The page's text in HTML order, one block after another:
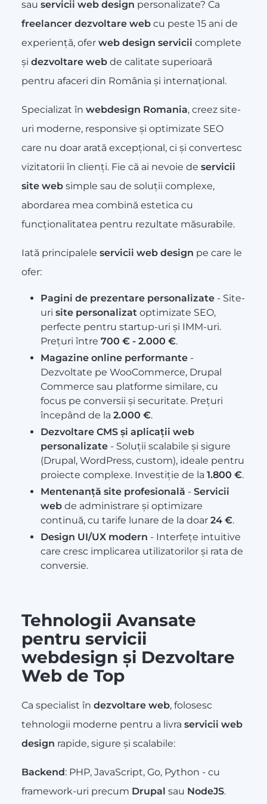
sau servicii web design personalizate? Ca
freelancer dezvoltare web cu peste 15 ani de
experiență, ofer web design servicii complete
și dezvoltare web de calitate superioară
pentru afaceri din România și internațional.
Specializat în webdesign Romania, creez site-
uri moderne, responsive și optimizate SEO
care nu doar arată excepțional, ci și convertesc
vizitatorii în clienți. Fie că ai nevoie de servicii
site web simple sau de soluții complexe,
abordarea mea combină estetica cu
funcționalitatea pentru rezultate măsurabile.
Iată principalele servicii web design pe care le
ofer:
Pagini de prezentare personalizate - Site-
uri site personalizat optimizate SEO,
perfecte pentru startup-uri și IMM-uri.
Prețuri între 700 € - 2.000 €.
Magazine online performante -
Dezvoltate pe WooCommerce, Drupal
Commerce sau platforme similare, cu
focus pe conversii și securitate. Prețuri
începând de la 2.000 €.
Dezvoltare CMS și aplicații web
personalizate - Soluții scalabile și sigure
(Drupal, WordPress, custom), ideale pentru
proiecte complexe. Investiție de la 1.800 €.
Mentenanță site profesională - Servicii
web de administrare și optimizare
continuă, cu tarife lunare de la doar 24 €.
Design UI/UX modern - Interfețe intuitive
care cresc implicarea utilizatorilor și rata de
conversie.
Tehnologii Avansate
pentru servicii
webdesign și Dezvoltare
Web de Top
Ca specialist în dezvoltare web, folosesc
tehnologii moderne pentru a livra servicii web
design rapide, sigure și scalabile:
Backend: PHP, JavaScript, Go, Python - cu
framework-uri precum Drupal sau NodeJS.